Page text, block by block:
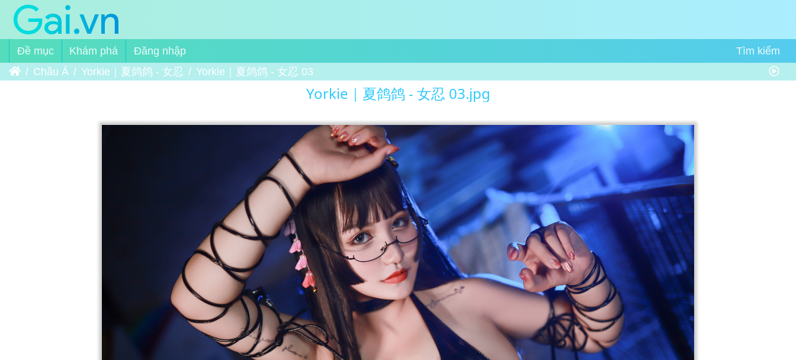
Đề mục Khám phá
Đăng nhập
Trang chủ
Châu Á Yorkie｜夏鸽鸽 - 女忍 Yorkie｜夏鸽鸽 - 女忍 03
Yorkie｜夏鸽鸽 - 女忍 03.jpg